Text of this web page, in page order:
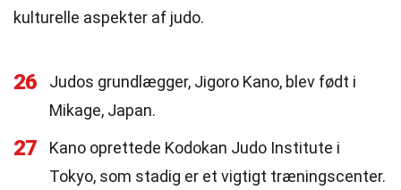
kulturelle aspekter af judo.
26
Judos grundlægger, Jigoro Kano, blev født i
Mikage, Japan.
27
Kano oprettede Kodokan Judo Institute i
Tokyo, som stadig er et vigtigt træningscenter.